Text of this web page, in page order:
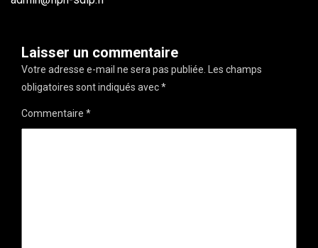
Laisser un commentaire
Votre adresse e-mail ne sera pas publiée. Les champs
obligatoires sont indiqués avec*
Commentaire *